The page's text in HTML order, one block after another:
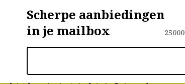
Scherpe aanbiedingen
in je mailbox
25000